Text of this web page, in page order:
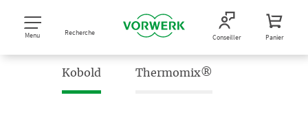
Menu Recherche Conseiller Panier
Kobold Thermomix®